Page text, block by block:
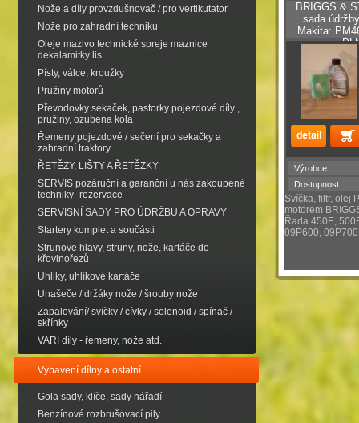
Nože a díly provzdušnovač / pro vertikutator
Nože pro zahradní techniku
Oleje mazivo technické spreje maznice
dekalamitky lis
Písty, válce, kroužky
Pružiny motorů
Převodovky sekaček, pastorky pojezdové díly ,
pružiny, ozubena kola
Řemeny pojezdové / sečení pro sekačky a
zahradní traktory
ŘETĚZY, LIŠTY A ŘETĚZKY
SERVIS pozáruční a garanční u nás zakoupené
techniky- rezervace
SERVISNÍ SADY PRO ÚDRŽBU A OPRAVY
Startery komplet a součásti
Strunove hlavy, struny, nože, kartáče do
křovinořezů
Uhliky, uhlíkové kartáče
Unašeče / držáky nože / šrouby nože
Zapalování/ svíčky / cívky / solenoid / spínač /
skřínky
VARI díly - řemeny, nože atd.
Vybavení dílny a ostatní
Gola sady, klíče, sady nářadí
Benzínové rozbrušovací pily
BRIGGS &
sada
Makita:
Výrobce
Dostupnost
Svíčka, filtr, olej
motorem
Řada 450E,
09P600, 09P700